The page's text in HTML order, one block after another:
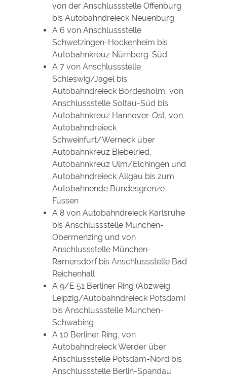
von der Anschlussstelle Offenburg
bis Autobahndreieck Neuenburg
A 6 von Anschlussstelle
Schwetzingen-Hockenheim bis
Autobahnkreuz Nürnberg-Süd
A 7 von Anschlussstelle
Schleswig/Jagel bis
Autobahndreieck Bordesholm, von
Anschlussstelle Soltau-Süd bis
Autobahnkreuz Hannover-Ost, von
Autobahndreieck
Schweinfurt/Werneck über
Autobahnkreuz Biebelried,
Autobahnkreuz Ulm/Elchingen und
Autobahndreieck Allgäu bis zum
Autobahnende Bundesgrenze
Füssen
A 8 von Autobahndreieck Karlsruhe
bis Anschlussstelle München-
Obermenzing und von
Anschlussstelle München-
Ramersdorf bis Anschlussstelle Bad
Reichenhall
A 9/E 51 Berliner Ring (Abzweig
Leipzig/Autobahndreieck Potsdam)
bis Anschlussstelle München-
Schwabing
A 10 Berliner Ring, von
Autobahndreieck Werder über
Anschlussstelle Potsdam-Nord bis
Anschlussstelle Berlin-Spandau